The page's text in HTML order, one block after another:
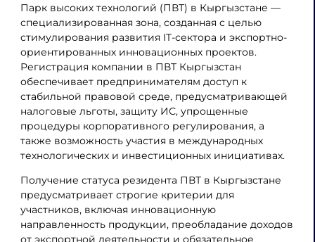
Парк высоких технологий (ПВТ) в Кыргызстане —
специализированная зона, созданная с целью
стимулирования развития IT-сектора и экспортно-
ориентированных инновационных проектов.
Регистрация компании в ПВТ Кыргызстан
обеспечивает предпринимателям доступ к
стабильной правовой среде, предусматривающей
налоговые льготы, защиту ИС, упрощенные
процедуры корпоративного регулирования, а
также возможность участия в международных
технологических и инвестиционных инициативах.
Получение статуса резидента ПВТ в Кыргызстане
предусматривает строгие критерии для
участников, включая инновационную
направленность продукции, преобладание доходов
от экспортной деятельности и обязательное